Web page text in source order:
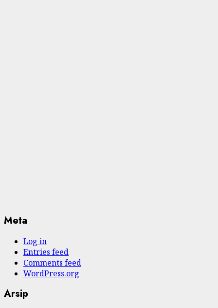
Meta
Log in
Entries feed
Comments feed
WordPress.org
Arsip